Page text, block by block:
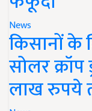
News
किसानों के
सोलर क्रॉप
लाख रुपये